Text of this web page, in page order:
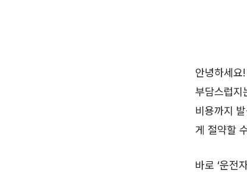
안녕하세요
부담스럽지
비용까지
게 절약할
바로 ‘운전